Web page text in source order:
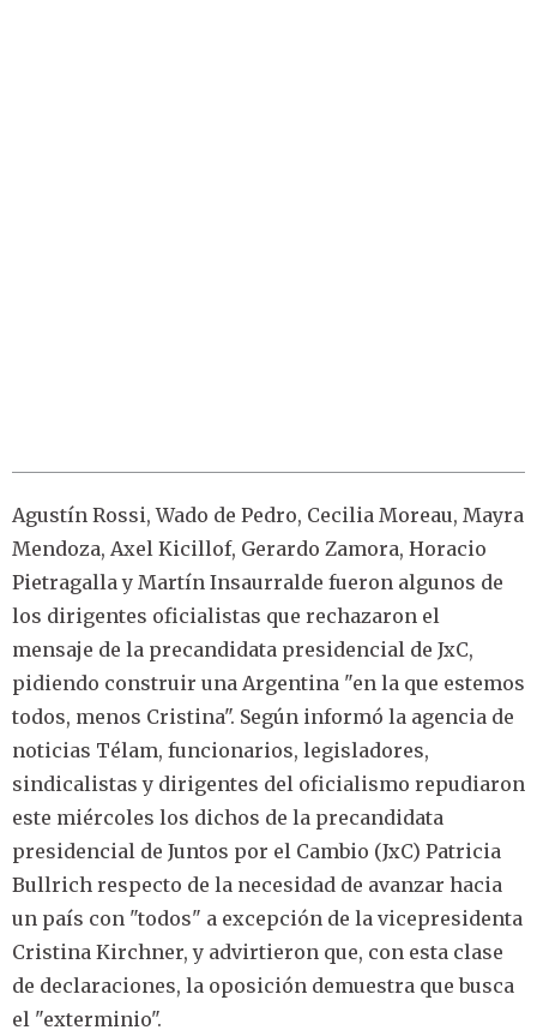
Agustín Rossi, Wado de Pedro, Cecilia Moreau, Mayra
Mendoza, Axel Kicillof, Gerardo Zamora, Horacio
Pietragalla y Martín Insaurralde fueron algunos de
los dirigentes oficialistas que rechazaron el
mensaje de la precandidata presidencial de JxC,
pidiendo construir una Argentina "en la que estemos
todos, menos Cristina". Según informó la agencia de
noticias Télam, funcionarios, legisladores,
sindicalistas y dirigentes del oficialismo repudiaron
este miércoles los dichos de la precandidata
presidencial de Juntos por el Cambio (JxC) Patricia
Bullrich respecto de la necesidad de avanzar hacia
un país con "todos" a excepción de la vicepresidenta
Cristina Kirchner, y advirtieron que, con esta clase
de declaraciones, la oposición demuestra que busca
el "exterminio".